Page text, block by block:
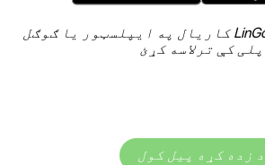
د ژبې د زده کړي LinGo کاریال په ایپلسټور یا ګوګل
پلی کې ترلاسه کړئ
د زده کړه پیل کول